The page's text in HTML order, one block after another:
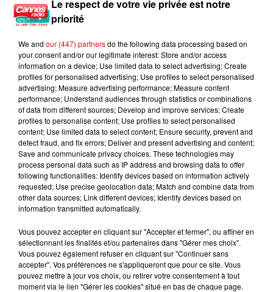
Éclipse solaire du 12 août : où l’observer entre Cannes et Nice et...
Le respect de votre vie privée est notre
priorité
We and our (447) partnersdo the following data processing based on
your consent and/or our legitimate interest: Store and/or access
information on a device; Use limited data to select advertising; Create
profiles for personalised advertising; Use profiles to select personalised
advertising; Measure advertising performance; Measure content
performance; Understand audiences through statistics or combinations
of data from different sources; Develop and improve services; Create
profiles to personalise content; Use profiles to select personalised
content; Use limited data to select content; Ensure security, prevent and
detect fraud, and fix errors; Deliver and present advertising and content;
Save and communicate privacy choices. These technologies may
process personal data such as IP address and browsing data to offer
following functionalities: Identify devices based on information actively
requested; Use precise geolocation data; Match and combine data from
other data sources; Link different devices; Identify devices based on
information transmitted automatically.
Vous pouvez accepter en cliquant sur "Accepter et fermer", ou affiner en
sélectionnant les finalités et/ou partenaires dans "Gérer mes choix".
Vous pouvez également refuser en cliquant sur "Continuer sans
accepter". Vos préférences ne s'appliqueront que pour ce site. Vous
pouvez mettre à jour vos choix, ou retirer votre consentement à tout
moment via le lien "Gérer les cookies" situé en bas de chaque page.